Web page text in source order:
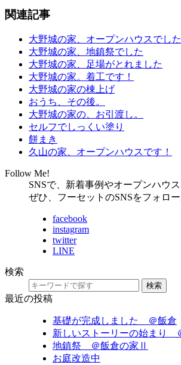
関連記事
大野城の家、オープンハウスでした
大野城の家、地鎮祭でした
大野城の家、足場がとれました
大野城の家。着工です！
大野城の家の棟上げ
おうち、その後。
大野城の家の、お引渡し。
セルフでしっくい塗り
餅まき
久山の家、オープンハウスです！
Follow Me!
SNSで、新着事例やオープンハウ
ぜひ、フーセットのSNSをフォロー
facebook
instagram
twitter
LINE
検索
検索
最近の投稿
基礎が完成しました ＠飯倉
新しいストーリーの始まり
地鎮祭 ＠飯倉の家Ⅱ
お庭改造中